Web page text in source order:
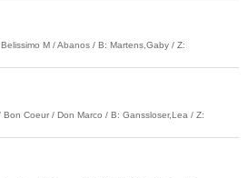
M / Abanos / B: Martens,Gaby / Z:
Coeur / Don Marco / B: Ganssloser,Lea / Z: